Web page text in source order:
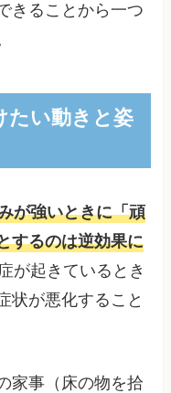
きることから一つ
たい動きと姿
が強いときに「頑
するのは逆効果に
が起きているとき
状が悪化すること
家事（床の物を拾